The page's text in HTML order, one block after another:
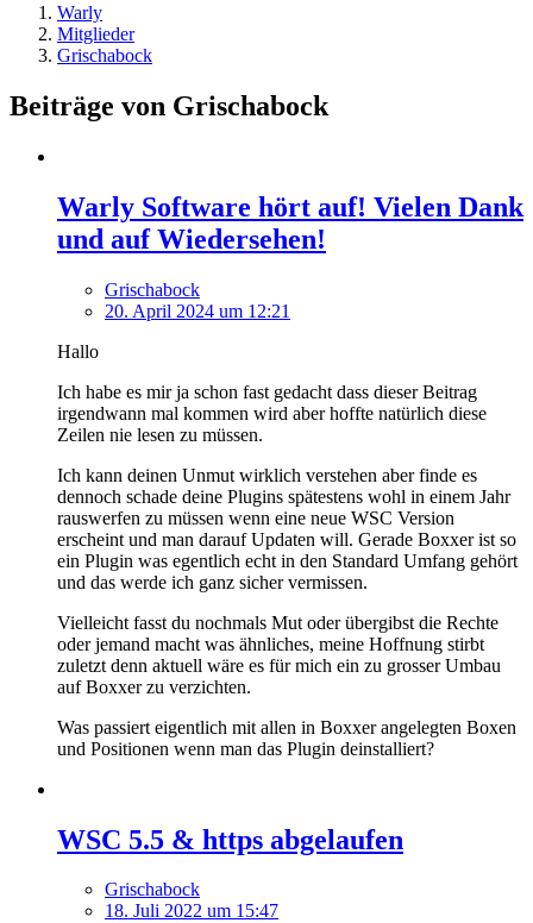
Warly
Mitglieder
Grischabock
Beiträge von Grischabock
Warly Software hört auf! Vielen Dank
und auf Wiedersehen!
Grischabock
20. April 2024 um 12:21
Hallo
Ich habe es mir ja schon fast gedacht dass dieser Beitrag
irgendwann mal kommen wird aber hoffte natürlich diese
Zeilen nie lesen zu müssen.
Ich kann deinen Unmut wirklich verstehen aber finde es
dennoch schade deine Plugins spätestens wohl in einem Jahr
rauswerfen zu müssen wenn eine neue WSC Version
erscheint und man darauf Updaten will. Gerade Boxxer ist so
ein Plugin was egentlich echt in den Standard Umfang gehört
und das werde ich ganz sicher vermissen.
Vielleicht fasst du nochmals Mut oder übergibst die Rechte
oder jemand macht was ähnliches, meine Hoffnung stirbt
zuletzt denn aktuell wäre es für mich ein zu grosser Umbau
auf Boxxer zu verzichten.
Was passiert eigentlich mit allen in Boxxer angelegten Boxen
und Positionen wenn man das Plugin deinstalliert?
WSC 5.5 & https abgelaufen
Grischabock
18. Juli 2022 um 15:47